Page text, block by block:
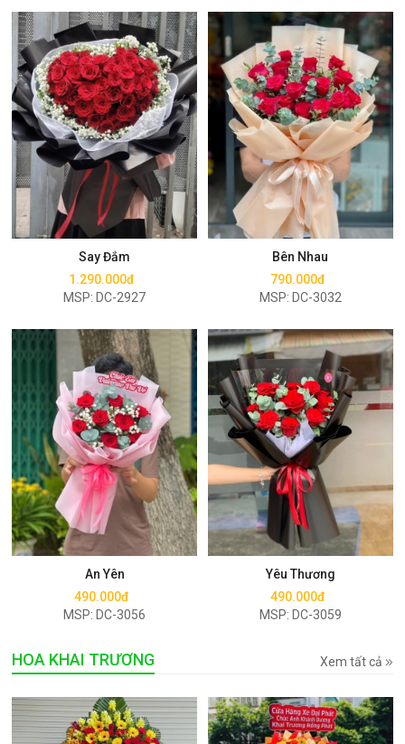
Say Đắm
1.290.000đ
MSP: DC-2927
Mua ngay
Bên Nhau
790.000đ
MSP: DC-3032
Mua ngay
An Yên
490.000đ
MSP: DC-3056
Mua ngay
Yêu Thương
490.000đ
MSP: DC-3059
Mua ngay
HOA KHAI TRƯƠNG Xem tất cả